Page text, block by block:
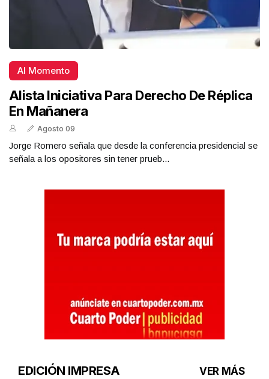
Al Momento
Alista Iniciativa Para Derecho De Réplica
En Mañanera
Agosto 09
Jorge Romero señala que desde la conferencia presidencial se
señala a los opositores sin tener prueb...
EDICIÓN IMPRESA VER MÁS